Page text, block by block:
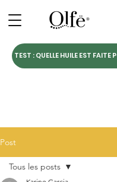
TEST : QUELLE HUILE EST FAITE
Post
Tous les posts